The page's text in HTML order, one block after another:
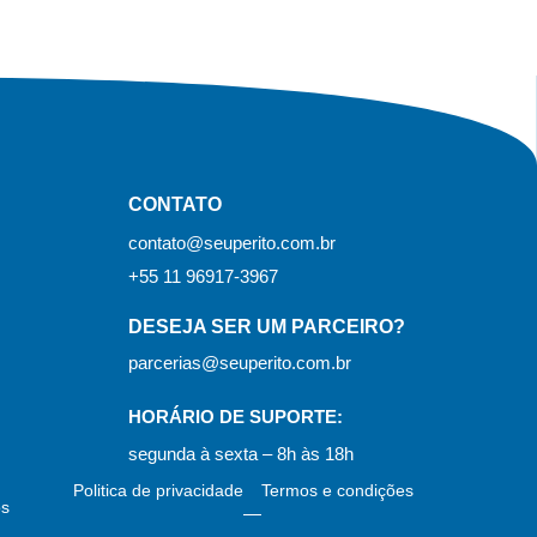
CONTATO
contato@seuperito.com.br
+55 11 96917-3967
DESEJA SER UM PARCEIRO?
parcerias@seuperito.com.br
HORÁRIO DE SUPORTE:
segunda à sexta – 8h às 18h
Politica de privacidade Termos e condições